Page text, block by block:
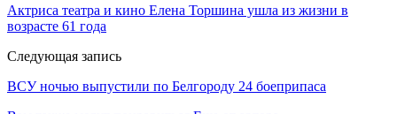
Актриса театра и кино Елена Торшина ушла из жизни в
возрасте 61 года
Следующая запись
ВСУ ночью выпустили по Белгороду 24 боеприпаса